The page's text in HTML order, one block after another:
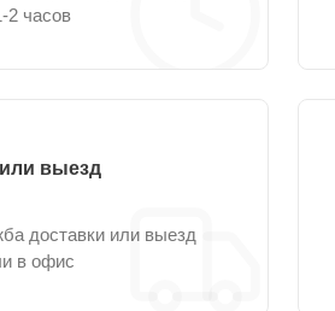
2 часов
выезд
доставки или выезд
в офис